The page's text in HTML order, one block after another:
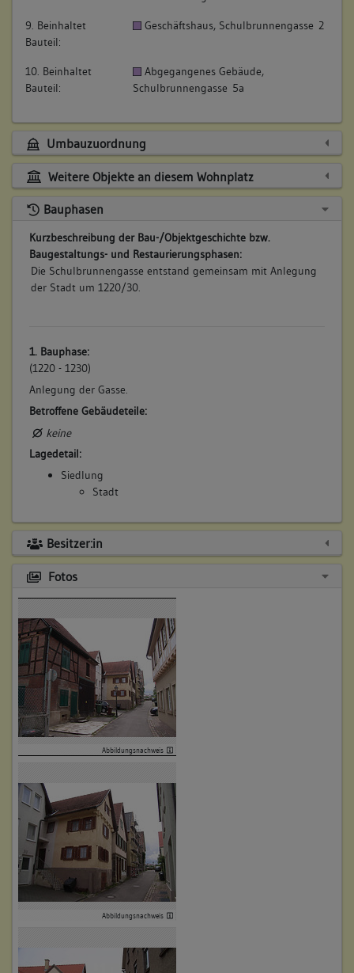
9. Beinhaltet
Bauteil:
Geschäftshaus, Schulbrunnengasse 2
10. Beinhaltet
Bauteil:
Abgegangenes Gebäude,
Schulbrunnengasse 5a
Umbauzuordnung
Weitere Objekte an diesem Wohnplatz
Bauphasen
Kurzbeschreibung der Bau-/Objektgeschichte bzw.
Baugestaltungs- und Restaurierungsphasen:
Die Schulbrunnengasse entstand gemeinsam mit Anlegung
der Stadt um 1220/30.
1. Bauphase:
(1220 - 1230)
Anlegung der Gasse.
Betroffene Gebäudeteile:
keine
Lagedetail:
Siedlung
Stadt
Besitzer:in
Fotos
Abbildungsnachweis
Abbildungsnachweis